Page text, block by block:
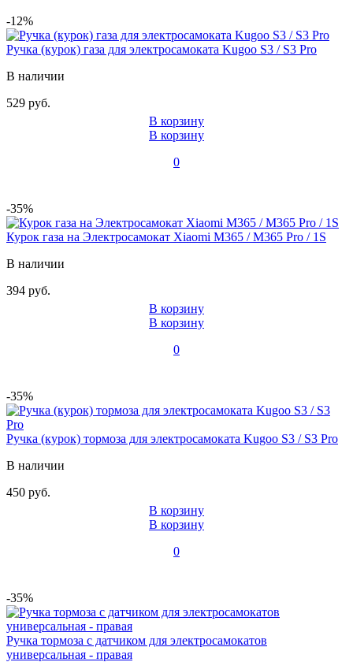
-12%
Ручка (курок) газа для электросамоката Kugoo S3 / S3 Pro
В наличии
529 руб.
В корзину
В корзину
0
-35%
Курок газа на Электросамокат Xiaomi M365 / M365 Pro / 1S
В наличии
394 руб.
В корзину
В корзину
0
-35%
Ручка (курок) тормоза для электросамоката Kugoo S3 / S3 Pro
В наличии
450 руб.
В корзину
В корзину
0
-35%
Ручка тормоза с датчиком для электросамокатов
универсальная - правая